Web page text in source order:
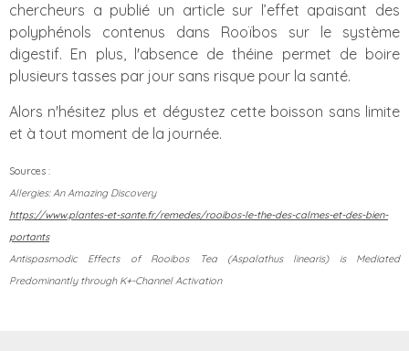
chercheurs a publié un article sur l’effet apaisant des
polyphénols contenus dans Rooïbos sur le système
digestif. En plus, l'absence de théine permet de boire
plusieurs tasses par jour sans risque pour la santé.
Alors n'hésitez plus et dégustez cette boisson sans limite
et à tout moment de la journée.
Sources :
Allergies: An Amazing Discovery
https://www.plantes-et-sante.fr/remedes/rooibos-le-the-des-calmes-et-des-bien-
portants
Antispasmodic Effects of Rooibos Tea (Aspalathus linearis) is Mediated
Predominantly through K+-Channel Activation